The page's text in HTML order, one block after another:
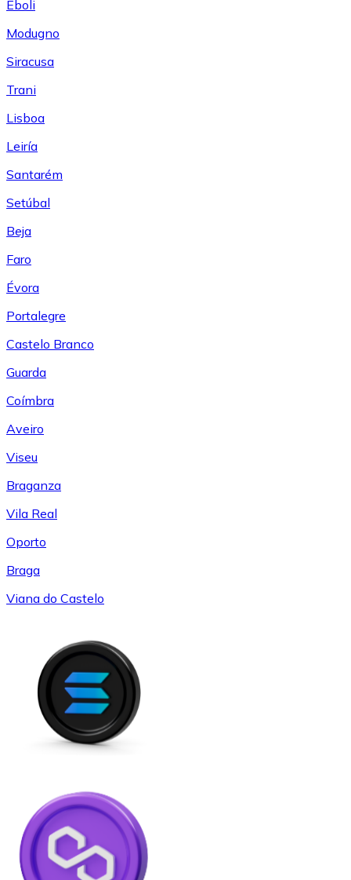
Eboli
Modugno
Siracusa
Trani
Lisboa
Leiría
Santarém
Setúbal
Beja
Faro
Évora
Portalegre
Castelo Branco
Guarda
Coímbra
Aveiro
Viseu
Braganza
Vila Real
Oporto
Braga
Viana do Castelo